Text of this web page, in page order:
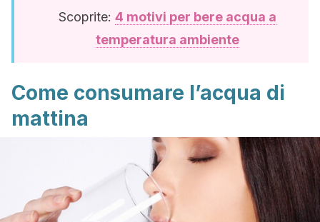
Scoprite: 4 motivi per bere acqua a
temperatura ambiente
Come consumare l’acqua di
mattina